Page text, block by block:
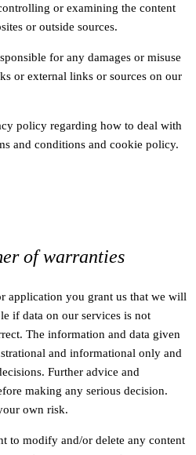
or examining the content
or outside sources.
for any damages or misuse
or external links or sources on our
policy regarding how to deal with
and conditions and cookie policy.
of warranties
application you grant us that we will
if data on our services is not
The information and data given
and informational only and
Further advice and
making any serious decision.
own risk.
to modify and/or delete any content